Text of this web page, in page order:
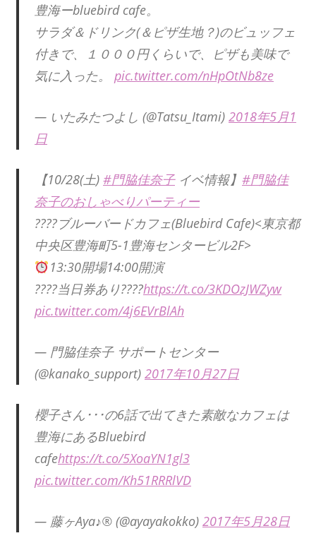
豊海ーbluebird cafe。
サラダ＆ドリンク(＆ピザ生地？)のビュッフェ
付きで、１０００円くらいで、ピザも美味で
気に入った。 pic.twitter.com/nHpOtNb8ze
— いたみたつよし (@Tatsu_Itami) 2018年5月1
日
【10/28(土) #門脇佳奈子イベ情報】 #門脇佳
奈子のおしゃべりパーティー
????ブルーバードカフェ(Bluebird Cafe)<東京都
中央区豊海町5-1豊海センタービル2F>
13:30開場14:00開演
????当日券あり????https://t.co/3KDOzJWZyw
pic.twitter.com/4j6EVrBlAh
— 門脇佳奈子 サポートセンター
(@kanako_support) 2017年10月27日
櫻子さん･･･の6話で出てきた素敵なカフェは
豊海にあるBluebird
cafehttps://t.co/5XoaYN1gl3
pic.twitter.com/Kh51RRRlVD
— 藤ヶAya♪®️ (@ayayakokko) 2017年5月28日